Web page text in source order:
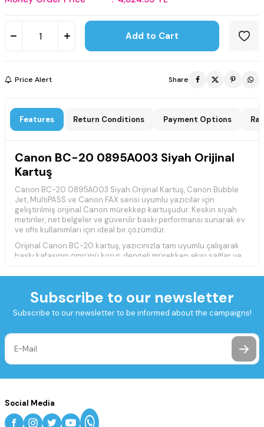
Add to Cart
Price Alert Share
Features Return Conditions Payment Options
Canon BC-20 0895A003 Siyah Orijinal
Kartuş
Canon BC-20 0895A003 Siyah Orijinal Kartuş, Canon Bubble
Jet, MultiPASS ve Canon FAX serisi uyumlu yazıcılar için
geliştirilmiş orijinal Canon mürekkep kartuşudur. Keskin siyah
metinler, net belgeler ve güvenilir baskı performansı sunarak ev
ve ofis kullanımları için ideal bir çözümdür.
Orijinal Canon BC-20 kartuş, yazıcınızla tam uyumlu çalışarak
baskı kafasının ömrünü korur, dengeli mürekkep akışı sağlar ve
Marka: Canon
Model: BC-20
Baskı Teknolojisi:
Uyumlu Yazıcı Modelleri
Canon Bubble Jet BJC-2010
Canon Bubble Jet BJC-2100
Canon Bubble Jet BJC-2110
Subscribe to our newsletter
Subscribe to our newsletter to be informed about the campaigns!
Social Media